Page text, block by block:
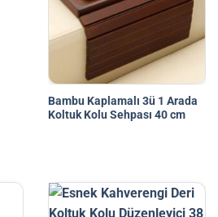
Bambu Kaplamalı 3ü 1 Arada
Koltuk Kolu Sehpası 40 cm